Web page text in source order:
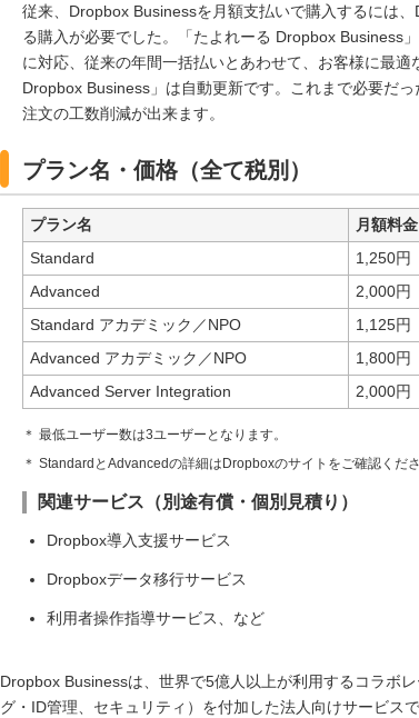
従来、Dropbox Businessを月額支払いで購入するには
る購入が必要でした。「たよれーる Dropbox Business
に対応、従来の年間一括払いとあわせて、お客様に最
Dropbox Business」は自動更新です。これまで必要だ
注文の工数削減が出来ます。
プラン名・価格（全て税別）
プラン名 月額料金
Standard
1,250円
Advanced
2,000円
Standard アカデミック／NPO
1,125円
Advanced アカデミック／NPO
1,800円
Advanced Server Integration
2,000円
＊ 最低ユーザー数は3ユーザーとなります。
＊ StandardとAdvancedの詳細はDropboxのサイトをご確認くださ
関連サービス（別途有償・個別見積り）
Dropbox導入支援サービス
Dropboxデータ移行サービス
利用者操作指導サービス、など
Dropbox Businessは、世界で5億人以上が利用するコラボ
グ・ID管理、セキュリティ）を付加した法人向けサービス